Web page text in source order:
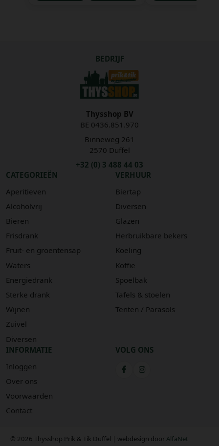
BEDRIJF
Thysshop BV
BE 0436.851.970
Binneweg 261
2570 Duffel
+32 (0) 3 488 44 03
CATEGORIEËN
Aperitieven
Alcoholvrij
Bieren
Frisdrank
Fruit- en groentensap
Waters
Energiedrank
Sterke drank
Wijnen
Zuivel
Diversen
VERHUUR
Biertap
Diversen
Glazen
Herbruikbare bekers
Koeling
Koffie
Spoelbak
Tafels & stoelen
Tenten / Parasols
INFORMATIE
Inloggen
Over ons
Voorwaarden
Contact
VOLG ONS
© 2026 Thysshop Prik & Tik Duffel | webdesign doorAlfaNet